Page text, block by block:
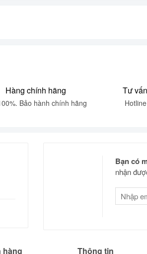
Hàng chính hãng
Bảo hành chính hãng
Tư
Bạn có
nhận
hàng Thông tin